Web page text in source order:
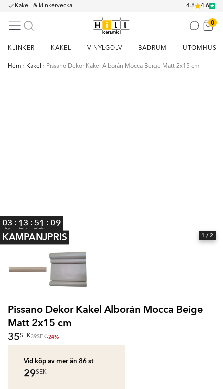
Kakel- & klinkervecka 4.8 4.6
0
KLINKER KAKEL VINYLGOLV BADRUM UTOMHUS
Hem Kakel Pissano Dekor Kakel Alborán Mocca Beige Matt 2x15 cm
03
dagar
: 13
timmar
: 51
minuter
: 09
KAMPANJPRIS 1 / 2
Pissano Dekor Kakel Alborán Mocca Beige
Matt 2x15 cm
35SEK39SEK-24%
Vid köp av mer än 86st
29SEK